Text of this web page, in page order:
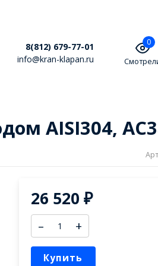
8(812) 679-77-01
info@kran-klapan.ru
0
AISI304,
26 520 ₽
– +
Купить